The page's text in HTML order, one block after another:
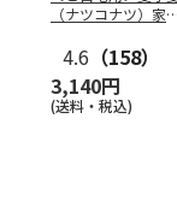
（ナツコナツ）家庭
4.6 （158）
3,140円
(送料・税込)